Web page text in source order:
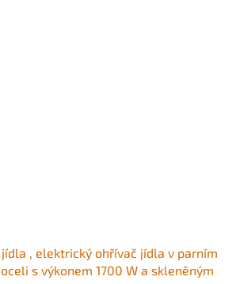
, elektrický ohřívač jídla v parním
s výkonem 1700 W a skleněným